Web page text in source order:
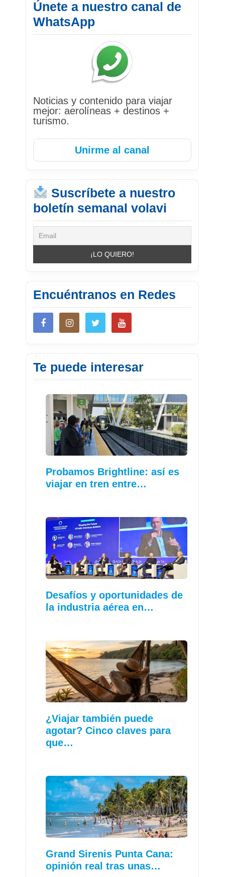
Únete a nuestro canal de
WhatsApp
Noticias y contenido para viajar
mejor: aerolíneas + destinos +
turismo.
Unirme al canal
Suscríbete a nuestro
boletín semanal volavi
Encuéntranos en Redes
Te puede interesar
Probamos Brightline: así es
viajar en tren entre…
Desafíos y oportunidades de
la industria aérea en…
¿Viajar también puede
agotar? Cinco claves para
que…
Grand Sirenis Punta Cana:
opinión real tras unas…